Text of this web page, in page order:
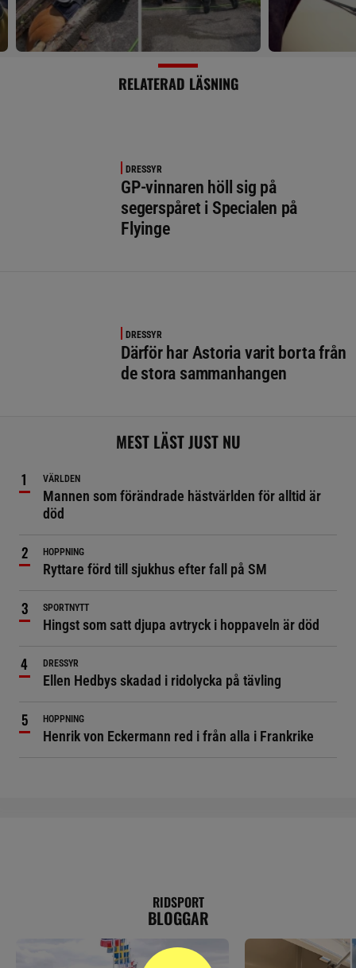
RELATERAD LÄSNING
DRESSYR
GP-vinnaren höll sig på
segerspåret i Specialen på
Flyinge
DRESSYR
Därför har Astoria varit borta från
de stora sammanhangen
MEST LÄST JUST NU
VÄRLDEN
Mannen som förändrade hästvärlden för alltid är
död
HOPPNING
Ryttare förd till sjukhus efter fall på SM
SPORTNYTT
Hingst som satt djupa avtryck i hoppaveln är död
DRESSYR
Ellen Hedbys skadad i ridolycka på tävling
HOPPNING
Henrik von Eckermann red i från alla i Frankrike
RIDSPORT
BLOGGAR